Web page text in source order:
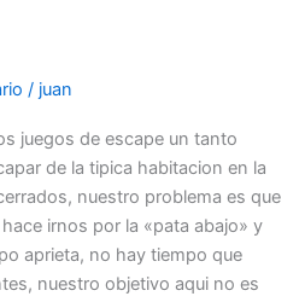
/ juan
juegos de escape un tanto
de la tipica habitacion en la
nuestro problema es que
irnos por la «pata abajo» y
aprieta, no hay tiempo que
nuestro objetivo aqui no es